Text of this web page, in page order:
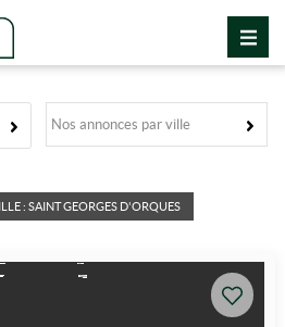
Nos annonces par ville
: SAINT GEORGES D'ORQUES